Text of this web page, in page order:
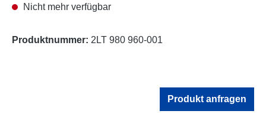
Nicht mehr verfügbar
Produktnummer: 2LT 980 960-001
Produkt anfragen